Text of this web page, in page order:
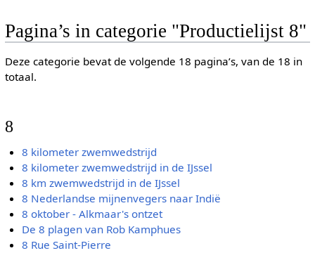
Pagina’s in categorie "Productielijst 8"
Deze categorie bevat de volgende 18 pagina’s, van de 18 in
totaal.
8
8 kilometer zwemwedstrijd
8 kilometer zwemwedstrijd in de IJssel
8 km zwemwedstrijd in de IJssel
8 Nederlandse mijnenvegers naar Indië
8 oktober - Alkmaar's ontzet
De 8 plagen van Rob Kamphues
8 Rue Saint-Pierre